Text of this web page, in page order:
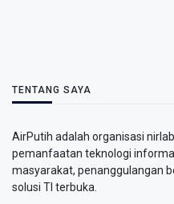
TENTANG SAYA
AirPutih adalah organisasi
pemanfaatan teknologi
masyarakat, penanggulangan
solusi TI terbuka.